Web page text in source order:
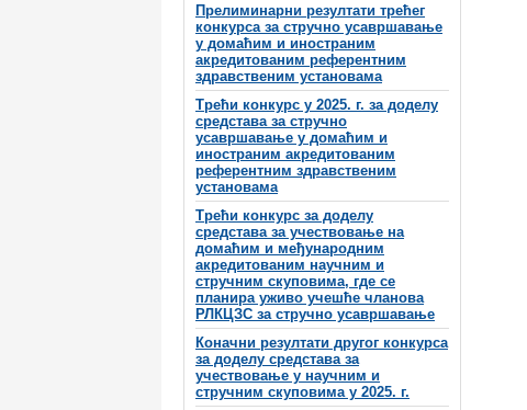
Прелиминарни резултати трећег
конкурса за стручно усавршавање
у домаћим и иностраним
акредитованим референтним
здравственим установама
Трећи конкурс у 2025. г. за доделу
средстава за стручно
усавршавање у домаћим и
иностраним акредитованим
референтним здравственим
установама
Трећи конкурс за доделу
средстава за учествовање на
домаћим и међународним
акредитованим научним и
стручним скуповима, где се
планира уживо учешће чланова
РЛКЦЗС за стручно усавршавање
Коначни резултати другог конкурса
за доделу средстава за
учествовање у научним и
стручним скуповима у 2025. г.